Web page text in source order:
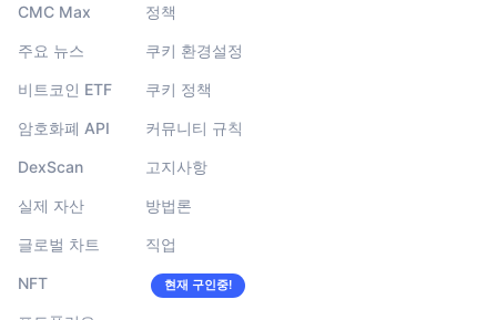
CMC Max
주요 뉴스
비트코인 ETF
암호화폐 API
DexScan
실제 자산
글로벌 차트
NFT
정책
쿠키 환경설정
쿠키 정책
커뮤니티 규칙
고지사항
방법론
직업
현재 구인중!